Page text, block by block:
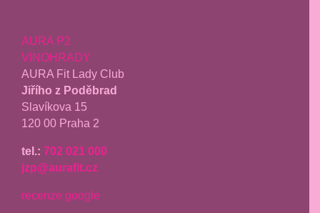
AURA P2
VINOHRADY
AURA Fit Lady Club
Jiřího z Poděbrad
Slavíkova 15
120 00 Praha 2
tel.: 702 021 000
jzp@aurafit.cz
recenze google